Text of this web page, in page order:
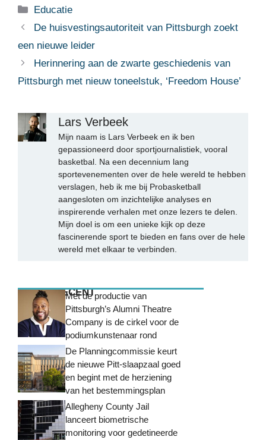
Categorieën
Educatie
De huisvestingsautoriteit van Pittsburgh zoekt
een nieuwe leider
Herinnering aan de zwarte geschiedenis van
Pittsburgh met nieuw toneelstuk, ‘Freedom House’
Lars Verbeek
Mijn naam is Lars Verbeek en ik ben
gepassioneerd door sportjournalistiek, vooral
basketbal. Na een decennium lang
sportevenementen over de hele wereld te hebben
verslagen, heb ik me bij Probasketball
aangesloten om inzichtelijke analyses en
inspirerende verhalen met onze lezers te delen.
Mijn doel is om een unieke kijk op deze
fascinerende sport te bieden en fans over de hele
wereld met elkaar te verbinden.
MEEST RECENTMet de productie van
Pittsburgh’s Alumni Theatre
Company is de cirkel voor de
podiumkunstenaar rond
De Planningcommissie keurt
de nieuwe Pitt-slaapzaal goed
en begint met de herziening
van het bestemmingsplan
Allegheny County Jail
lanceert biometrische
monitoring voor gedetineerde